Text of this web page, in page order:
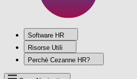
Software HR
Risorse Utili
Perchè Cezanne HR?